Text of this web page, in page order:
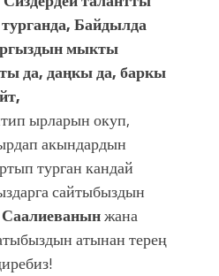
Байдылда
мыкты
да, даңкы да, баркы
ырларын окуп,
акындардын
турган кандай
сайтыбыздын
жана
атынан терең